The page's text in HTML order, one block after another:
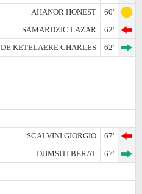
AHANOR HONEST
60'
SAMARDZIC LAZAR
62'
DE KETELAERE CHARLES
62'
SCALVINI GIORGIO
67'
DJIMSITI BERAT
67'